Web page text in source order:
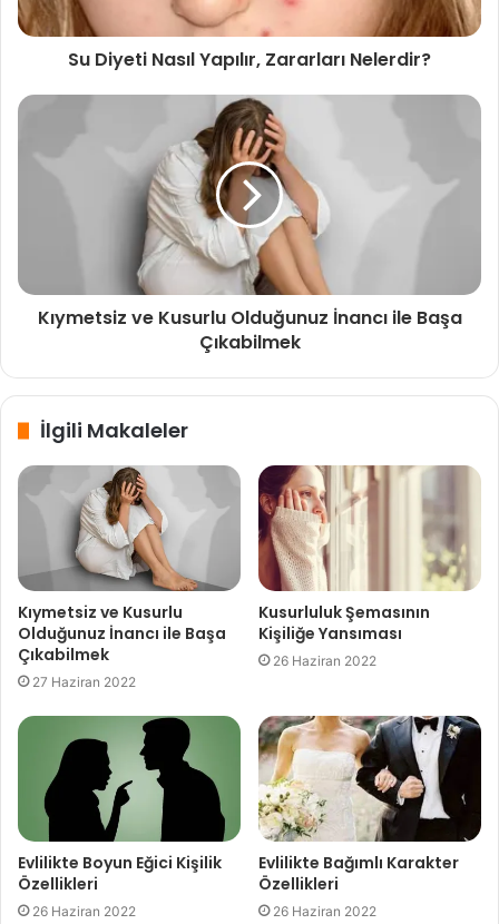
27 Haziran 2022
Her yeni sorumluluk biraz daha ağırlaştırır sizi. Tam da bu
noktada kendinize niye maksat yelpazenizin bu derece
geniş olduğunu sorabilirsiniz. Neden daha fazlasını
yapmaya mecbur hissettiğinizi anlamaya çalışabilirsiniz.
Onaylanmanın hayatınızdaki değerini sorgulayabilirsiniz.
Baskı altında hissetmenizin size verdiği ziyanlar üzerine
pekiştirebilirsiniz.
Yeterince emek verince o benzersiz zafer hissini
yakalamanın mümkün olduğuna inanırsınız. Bunun için
kendinizden daha çok ödün verirsiniz. Lakin bu ödünler
fizikî ve ruhsal açıdan sizi yorar. Bir uğraş içinde
olmadığınızda kendinizi tatminsiz hissedersiniz. İçten içe
hissettiğiniz o boşluk ve huzursuzluk duygusu nedeniyle
kendinize dinlenme fırsatı vermezsiniz. Durup ruhsal
gereksinimlerinizi gözden geçirmeli, sonlarınızı sağlıklı
üstlenmekten vazgeçmelisiniz.
Tweet Share
Share Share
Su Diyeti Nasıl Yapılır, Zararları Nelerdir?
Kıymetsiz ve Kusurlu Olduğunuz İnancı ile Başa
Çıkabilmek
İlgili Makaleler
Kıymetsiz ve Kusurlu
Olduğunuz İnancı ile Başa
Çıkabilmek
27 Haziran 2022
Kusurluluk Şemasının
Kişiliğe Yansıması
26 Haziran 2022
Evlilikte Boyun Eğici Kişilik
Özellikleri
26 Haziran 2022
Evlilikte Bağımlı Karakter
Özellikleri
26 Haziran 2022